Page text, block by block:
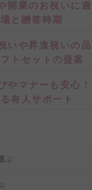
開業のお祝いに
と贈答時期
いや昇進祝いの
トセットの提案
やマナーも安心
有人サポート
ぶ